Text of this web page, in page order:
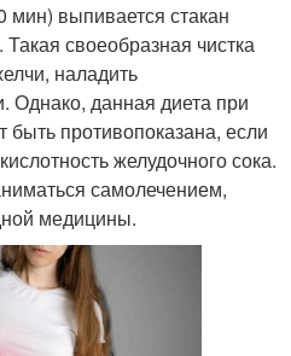
выпивается стакан
своеобразная чистка
наладить
Однако, данная диета при
противопоказана, если
желудочного сока.
самолечением,
медицины.